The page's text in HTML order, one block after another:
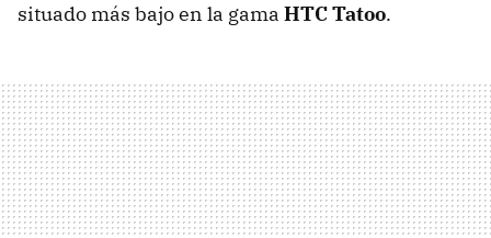
situado más bajo en la gama HTC Tatoo.